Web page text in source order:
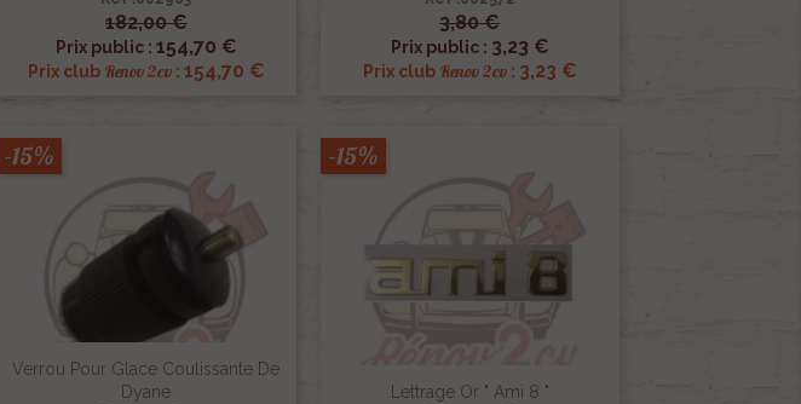
182,00 €
Prix public : 154,70 €
Prix club Renov 2cv: 154,70 €
 Aperçu rapide
3,80 €
Prix public : 3,23 €
Prix club Renov 2cv: 3,23 €
 Aperçu rapide
Verrou Pour Glace Coulissante De
Dyane
-15%
Lettrage Or " Ami 8 "
-15%